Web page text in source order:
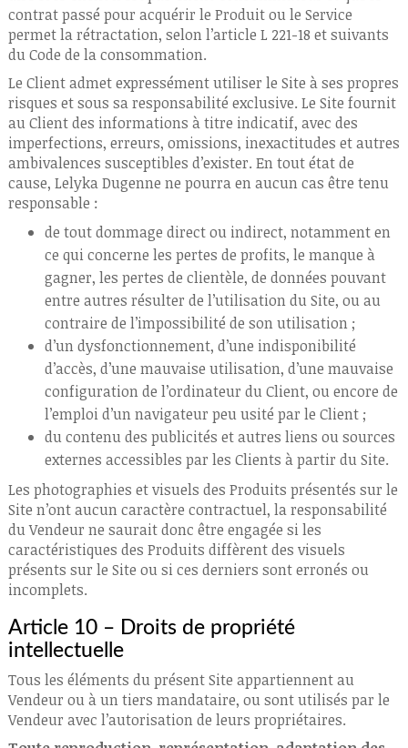
contrat passé pour acquérir le Produit ou le Service
permet la rétractation, selon l’article L 221-18 et suivants
du Code de la consommation.
Le Client admet expressément utiliser le Site à ses propres
risques et sous sa responsabilité exclusive. Le Site fournit
au Client des informations à titre indicatif, avec des
imperfections, erreurs, omissions, inexactitudes et autres
ambivalences susceptibles d’exister. En tout état de
cause, Lelyka Dugenne ne pourra en aucun cas être tenu
responsable :
de tout dommage direct ou indirect, notamment en
ce qui concerne les pertes de profits, le manque à
gagner, les pertes de clientèle, de données pouvant
entre autres résulter de l’utilisation du Site, ou au
contraire de l’impossibilité de son utilisation ;
d’un dysfonctionnement, d’une indisponibilité
d’accès, d’une mauvaise utilisation, d’une mauvaise
configuration de l’ordinateur du Client, ou encore de
l’emploi d’un navigateur peu usité par le Client ;
du contenu des publicités et autres liens ou sources
externes accessibles par les Clients à partir du Site.
Les photographies et visuels des Produits présentés sur le
Site n’ont aucun caractère contractuel, la responsabilité
du Vendeur ne saurait donc être engagée si les
caractéristiques des Produits diffèrent des visuels
présents sur le Site ou si ces derniers sont erronés ou
incomplets.
Article 10 – Droits de propriété
intellectuelle
Tous les éléments du présent Site appartiennent au
Vendeur ou à un tiers mandataire, ou sont utilisés par le
Vendeur avec l’autorisation de leurs propriétaires.